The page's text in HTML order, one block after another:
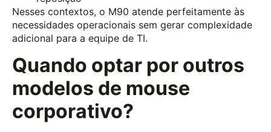
Nesses contextos, o M90 atende perfeitamente às
necessidades operacionais sem gerar complexidade
adicional para a equipe de TI.
Quando optar por outros
modelos de mouse
corporativo?